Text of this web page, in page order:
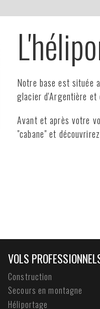
Notre base est située
glacier d'Argentière et
Avant et après votre
"cabane" et
VOLS
Construction
Secours en montagne
Héliportage